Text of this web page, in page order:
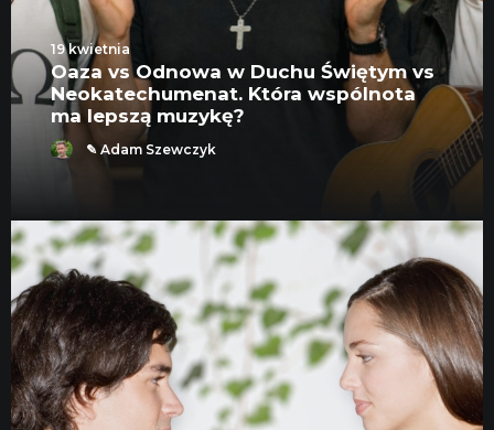
19 kwietnia
Oaza vs Odnowa w Duchu Świętym vs
Neokatechumenat. Która wspólnota
ma lepszą muzykę?
✎ Adam Szewczyk